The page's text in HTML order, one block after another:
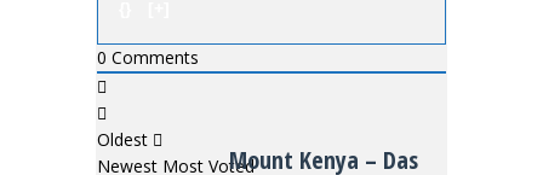
0 Comments
Oldest
Newest Most VotedMount Kenya – Das